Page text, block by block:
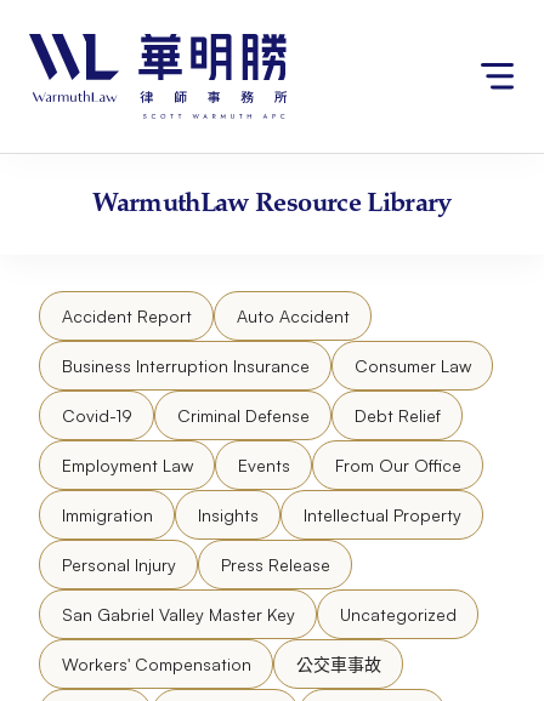
content
WarmuthLawResource Library
Accident Report Auto Accident
Business Interruption Insurance Consumer Law
Covid-19 Criminal Defense Debt Relief
Employment Law Events From Our Office
Immigration Insights Intellectual Property
Personal Injury Press Release
San Gabriel Valley Master Key Uncategorized
Workers' Compensation 公交車事故